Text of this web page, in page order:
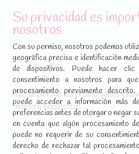
Política de cookies
SÍGUENOS EN REDES
Encuéntranos en:
Facebook
page
opens
in
new
window
YouTube
page
opens
in
new
window
Instagram
page
opens
in
new
window
No te pierdas las promociones y
nuestra newsletter:
[sibwp_form id=1]
Su privacidad es
nosotros
Con su permiso, nosotros podemos
geográfica precisa e identificación
de dispositivos. Puede hacer
consentimiento a nosotros para
procesamiento previamente
puede acceder a información más
preferencias antes de otorgar o negar
en cuenta que algún procesamiento
puede no requerir de su
derecho de rechazar tal